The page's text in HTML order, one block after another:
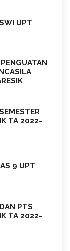
UPT
TA 2022-
9 UPT
PTS
TA 2022-